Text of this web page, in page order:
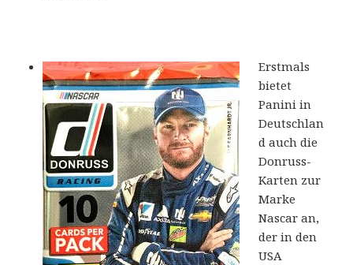
Erstmals
bietet
Panini in
Deutschlan
d auch die
Donruss-
Karten zur
Marke
Nascar an,
der in den
USA